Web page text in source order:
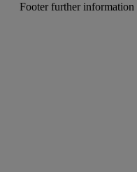
Footer further information